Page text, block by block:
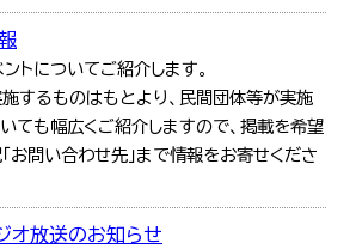
トについてご紹介します。
するものはもとより、民間団体等が実施
ても幅広くご紹介しますので、掲載を希望
お問い合わせ先」まで情報をお寄せくださ
オ放送のお知らせ